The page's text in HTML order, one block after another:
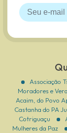
Associação
Moradores e
Acaim, do Povo
Castanha do PA
Cotriguaçu
Mulheres da Paz